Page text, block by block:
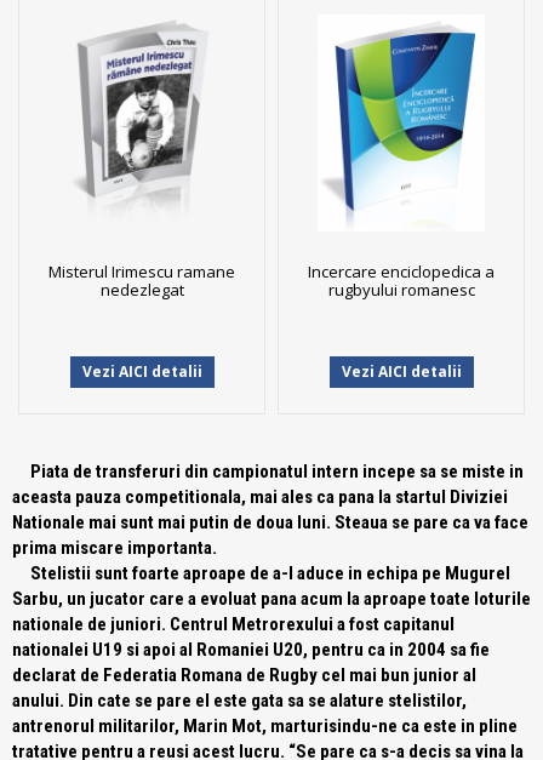
Misterul Irimescu ramane
nedezlegat
Vezi AICI detalii
Incercare enciclopedica a
rugbyului romanesc
Vezi AICI detalii
Piata de transferuri din campionatul intern incepe sa se miste in
aceasta pauza competitionala, mai ales ca pana la startul Diviziei
Nationale mai sunt mai putin de doua luni. Steaua se pare ca va face
prima miscare importanta.
Stelistii sunt foarte aproape de a-l aduce in echipa pe Mugurel
Sarbu, un jucator care a evoluat pana acum la aproape toate loturile
nationale de juniori. Centrul Metrorexului a fost capitanul
nationalei U19 si apoi al Romaniei U20, pentru ca in 2004 sa fie
declarat de Federatia Romana de Rugby cel mai bun junior al
anului. Din cate se pare el este gata sa se alature stelistilor,
antrenorul militarilor, Marin Mot, marturisindu-ne ca este in pline
tratative pentru a reusi acest lucru. “Se pare ca s-a decis sa vina la